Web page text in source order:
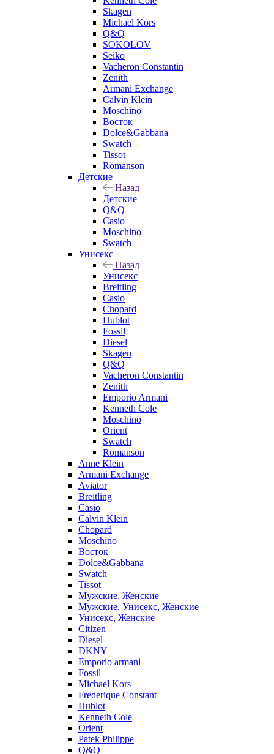
Skagen
Michael Kors
Q&Q
SOKOLOV
Seiko
Vacheron Constantin
Zenith
Armani Exchange
Calvin Klein
Moschino
Восток
Dolce&Gabbana
Swatch
Tissot
Romanson
Детские
Назад
Детские
Q&Q
Casio
Moschino
Swatch
Унисекс
Назад
Унисекс
Breitling
Casio
Chopard
Hublot
Fossil
Diesel
Skagen
Q&Q
Vacheron Constantin
Zenith
Emporio Armani
Kenneth Cole
Moschino
Orient
Swatch
Romanson
Anne Klein
Armani Exchange
Aviator
Breitling
Casio
Calvin Klein
Chopard
Moschino
Восток
Dolce&Gabbana
Swatch
Tissot
Мужские, Женские
Мужские, Унисекс, Женские
Унисекс, Женские
Citizen
Diesel
DKNY
Emporio armani
Fossil
Michael Kors
Frederique Constant
Hublot
Kenneth Cole
Orient
Patek Philippe
Q&Q